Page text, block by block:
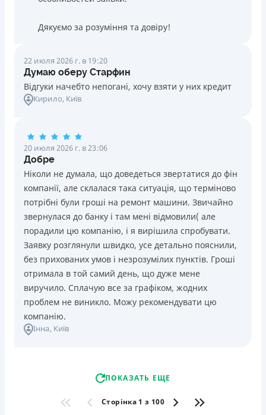
Дякуємо за розуміння та довіру!
22 июля 2026 г. в 19:20
Думаю оберу Старфин
Відгуки начебто непогані, хочу взяти у них кредит
Кирило, Київ
20 июля 2026 г. в 23:06
Добре
Ніколи не думала, що доведеться звертатися до фін
компанії, але склалася така ситуація, що терміново
потрібні були гроші на ремонт машини. Звичайно
звернулася до банку і там мені відмовили( але
порадили цю компанію, і я вирішила спробувати.
Заявку розглянули швидко, усе детально пояснили,
без прихованих умов і незрозумілих пунктів. Гроші
отримала в той самий день, що дуже мене
виручило. Сплачую все за графіком, жодних
проблем не виникло. Можу рекомендувати цю
компанію.
Інна, Київ
ПОКАЗАТЬ ЕЩЕ
Сторінка 1 з 100